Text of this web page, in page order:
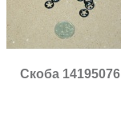
Скоба 14195076